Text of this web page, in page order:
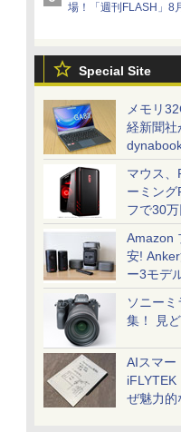
場！「週刊FLASH」8
Special Site
メモリ
経新聞社
マウス
ーミン
フで30万
Amazon
安!
ー3モデ
ソニー
集！ 見
AIスマー
iFLYTEK
ぜ魅力的